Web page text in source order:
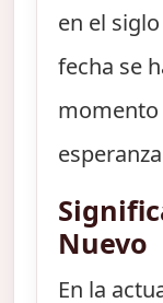
en el
fecha se
momento
Nuevo
En la